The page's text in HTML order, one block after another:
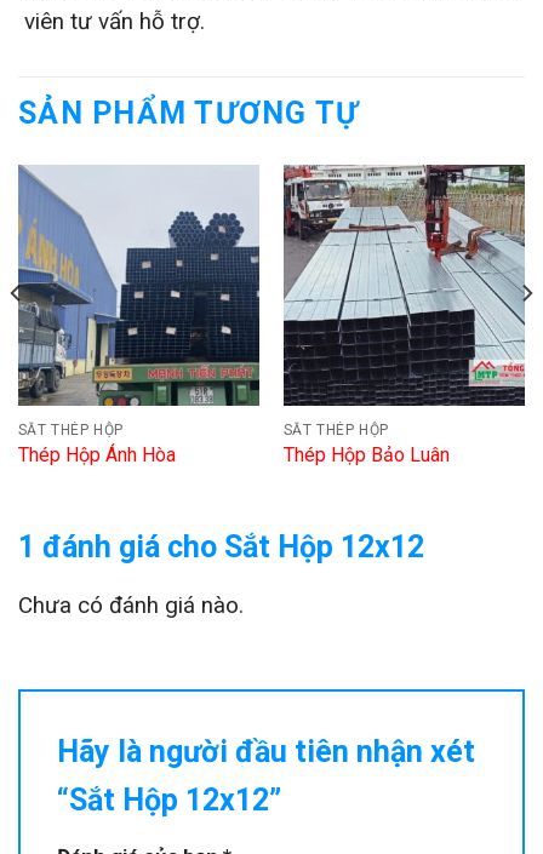
viên tư vấn hỗ trợ.
SẢN PHẨM TƯƠNG TỰ
SẮT THÉP HỘP
Thép Hộp Ánh Hòa
SẮT THÉP HỘP
Thép Hộp Bảo Luân
1 đánh giá cho Sắt Hộp 12x12
Chưa có đánh giá nào.
Hãy là người đầu tiên nhận xét
“Sắt Hộp 12x12”